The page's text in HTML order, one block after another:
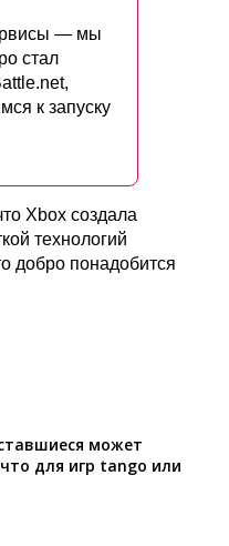
— мы
стал
к запуску
Xbox создала
технологий
добро понадобится
может
для игр tango или